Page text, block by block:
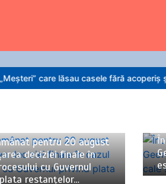
casele fără acoperiș și apoi
pentru 20 august
deciziei finale în
cu Guvernul
restanțelor…